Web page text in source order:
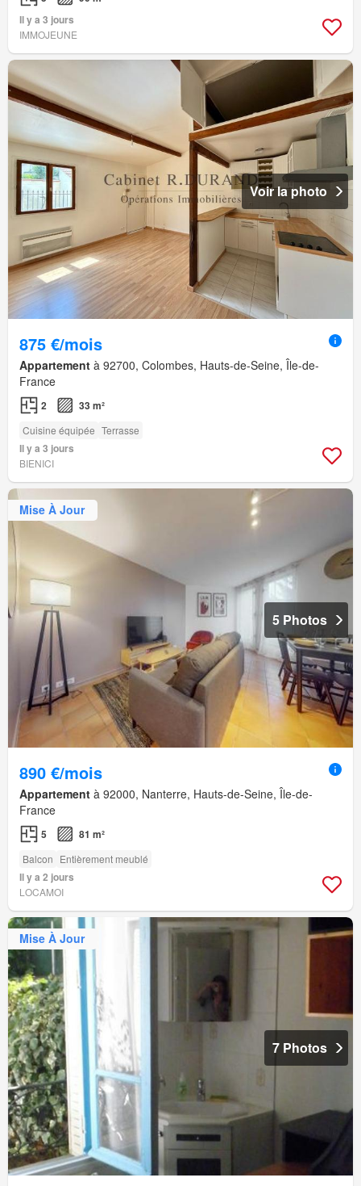
Il y a 3 jours
IMMOJEUNE
Voir la photo
875 €/mois
Appartement à 92700, Colombes, Hauts-de-Seine, Île-de-
France
2 33 m²
Cuisine équipée Terrasse
Il y a 3 jours
BIENICI
Mise À Jour
5 Photos
890 €/mois
Appartement à 92000, Nanterre, Hauts-de-Seine, Île-de-
France
5 81 m²
Balcon Entièrement meublé
Il y a 2 jours
LOCAMOI
Mise À Jour
7 Photos